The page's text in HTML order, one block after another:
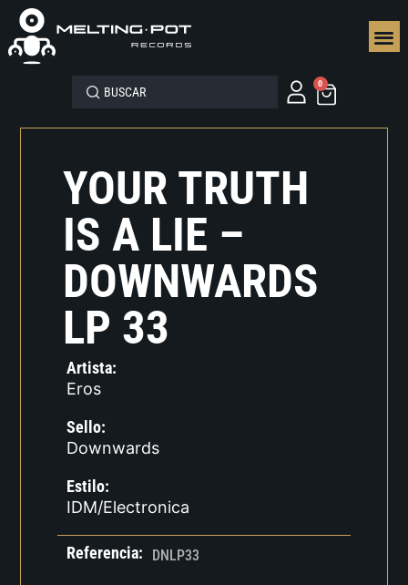
0
YOUR TRUTH
IS A LIE –
DOWNWARDS
LP 33
Artista:
Eros
Sello:
Downwards
Estilo:
IDM/Electronica
Referencia: DNLP33